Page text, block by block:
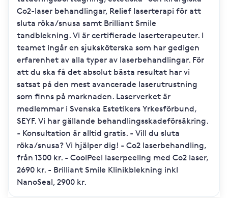
Co2-laser behandlingar, Relief laserterapi för att
sluta röka/snusa samt Brilliant Smile
tandblekning. Vi är certifierade laserterapeuter. I
teamet ingår en sjuksköterska som har gedigen
erfarenhet av alla typer av laserbehandlingar. För
att du ska få det absolut bästa resultat har vi
satsat på den mest avancerade laserutrustning
som finns på marknaden. Laserverket är
medlemmar i Svenska Estetikers Yrkesförbund,
SEYF. Vi har gällande behandlingsskadeförsäkring.
- Konsultation är alltid gratis. - Vill du sluta
röka/snusa? Vi hjälper dig! - Co2 laserbehandling,
från 1300 kr. - CoolPeel laserpeeling med Co2 laser,
2690 kr. - Brilliant Smile Klinikblekning inkl
NanoSeal, 2900 kr.